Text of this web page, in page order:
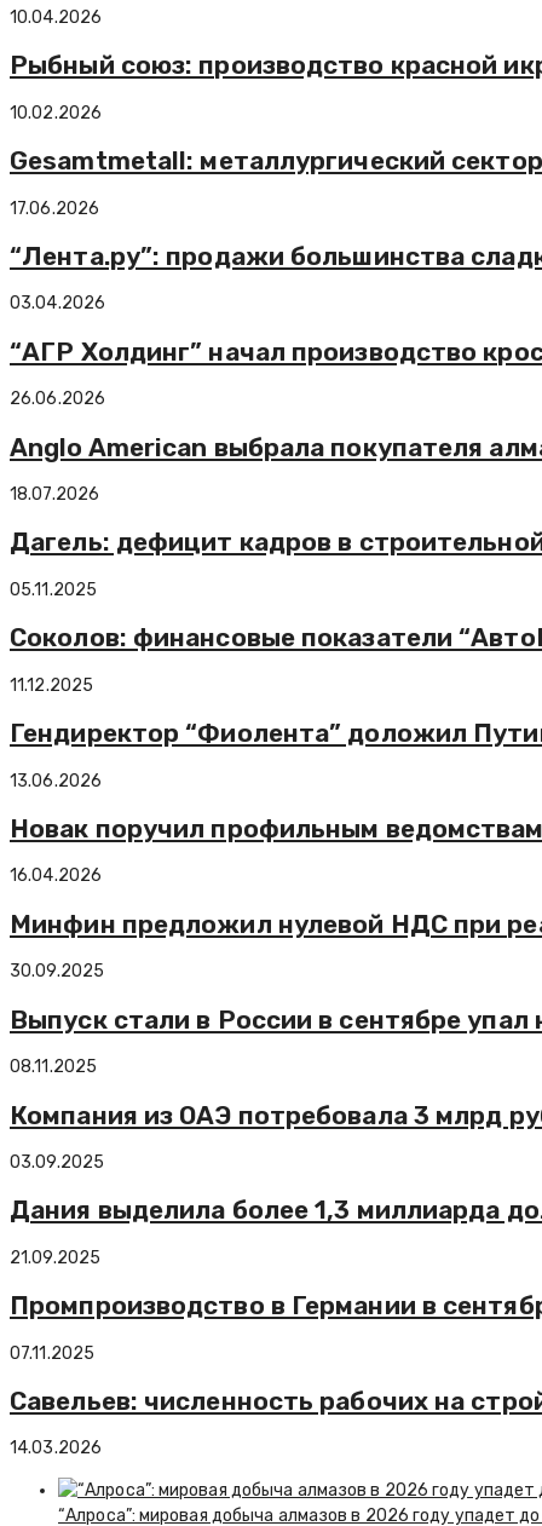
10.04.2026
Рыбный союз: производство красной
10.02.2026
Gesamtmetall: металлургический
17.06.2026
“Лента.ру”: продажи большинства
03.04.2026
“АГР Холдинг” начал производство
26.06.2026
Anglo American выбрала покупателя
18.07.2026
Дагель: дефицит кадров в
05.11.2025
Соколов: финансовые показатели
11.12.2025
Гендиректор “Фиолента” доложил
13.06.2026
Новак поручил профильным
16.04.2026
Минфин предложил нулевой НДС при
30.09.2025
Выпуск стали в России в сентябре
08.11.2025
Компания из ОАЭ потребовала 3 млрд
03.09.2025
Дания выделила более 1,3 миллиарда
21.09.2025
Промпроизводство в Германии в
07.11.2025
Савельев: численность рабочих на
14.03.2026
“Алроса”: мировая добыча алмазов в 2026 году упадет